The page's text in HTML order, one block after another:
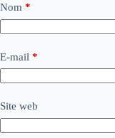
Nom *
E-mail *
Site web